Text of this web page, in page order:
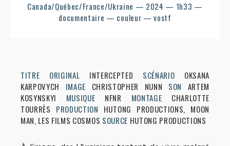
Canada/Québec/France/Ukraine — 2024 — 1h33 —
documentaire — couleur — vostf
TITRE ORIGINAL INTERCEPTED SCÉNARIO OKSANA
KARPOVYCH IMAGE CHRISTOPHER NUNN SON ARTEM
KOSYNSKYI MUSIQUE NFNR MONTAGE CHARLOTTE
TOURRÈS PRODUCTION HUTONG PRODUCTIONS, MOON
MAN, LES FILMS COSMOS SOURCE HUTONG PRODUCTIONS